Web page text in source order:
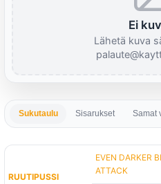
Ei
Lähetä kuva
Sukutaulu Sisarukset Samat
RUUTIPUSSI
EVEN DARKER
ATTACK